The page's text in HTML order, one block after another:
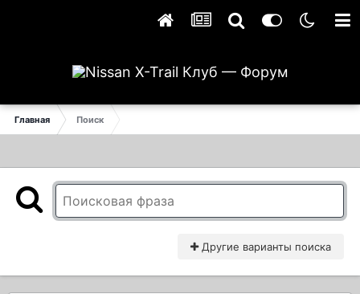
Главная Поиск
Другие варианты поиска